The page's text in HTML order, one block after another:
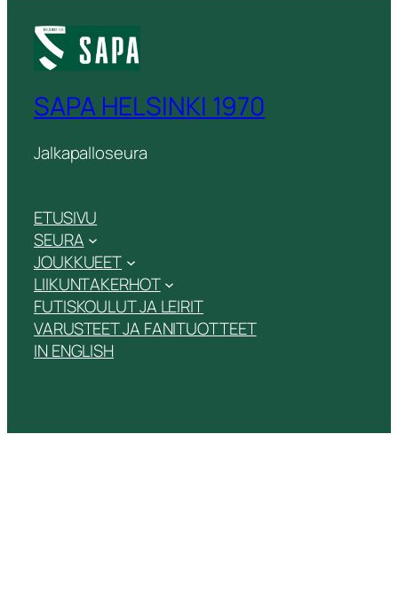
SAPA HELSINKI 1970
Jalkapalloseura
ETUSIVU
SEURA
JOUKKUEET
LIIKUNTAKERHOT
FUTISKOULUT JA LEIRIT
VARUSTEET JA FANITUOTTEET
IN ENGLISH